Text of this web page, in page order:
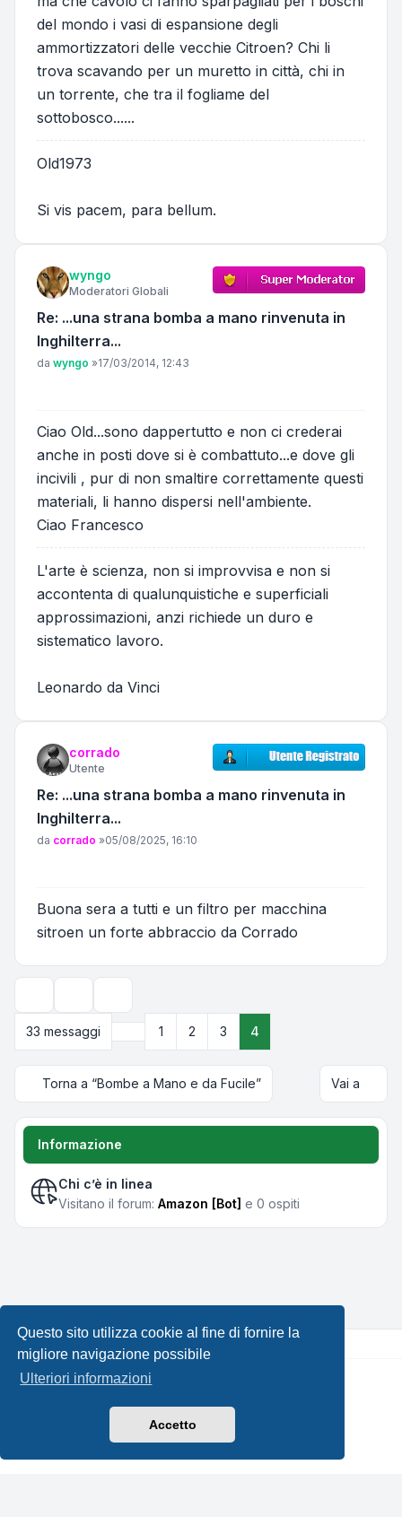
Questo sito utilizza cookie al fine di fornire la
migliore navigazione possibile
Ulteriori informazioni
Accetto
del mondo i vasi di espansione degli
ammortizzatori delle vecchie Citroen? Chi li
trova scavando per un muretto in città, chi in
un torrente, che tra il fogliame del
sottobosco......
Old1973
Si vis pacem, para bellum.
wyngo
Moderatori Globali
Re: ...una strana bomba a mano rinvenuta in
Inghilterra...
Messaggio
da wyngo »17/03/2014, 12:43
Ciao Old...sono dappertutto e non ci crederai
anche in posti dove si è combattuto...e dove gli
incivili , pur di non smaltire correttamente questi
materiali, li hanno dispersi nell'ambiente.
Ciao Francesco
L'arte è scienza, non si improvvisa e non si
accontenta di qualunquistiche e superficiali
approssimazioni, anzi richiede un duro e
sistematico lavoro.
Leonardo da Vinci
corrado
Utente
Re: ...una strana bomba a mano rinvenuta in
Inghilterra...
Messaggio
da corrado »05/08/2025, 16:10
Buona sera a tutti e un filtro per macchina
sitroen un forte abbraccio da Corrado
33 messaggi
Precedente
1 2 3 4
Torna a “Bombe a Mano e da Fucile” Vai a
Informazione
Chi c’è in linea
Visitano il forum: Amazon [Bot] e 0 ospiti
Creato daphpBB® Forum Software © phpBB Limited •
Leenoz.com
phpBB-Italia.it
Condizioni|Tutti gli orari sono